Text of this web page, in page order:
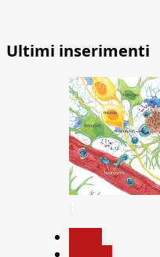
Ultimi inserimenti